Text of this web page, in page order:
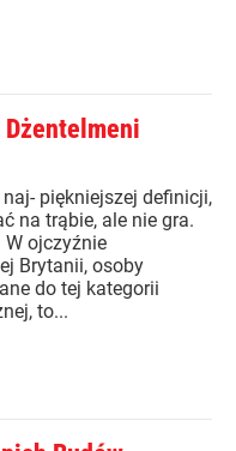
piękniejszej definicji,
na trąbie, ale nie gra.
ojczyźnie
Brytanii, osoby
do tej kategorii
to...